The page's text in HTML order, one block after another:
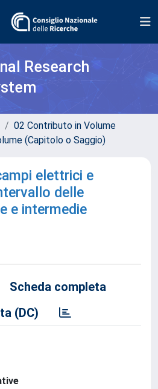
Research
02 Contributo in Volume
(Capitolo o Saggio)
elettrici e
delle
e intermedie
Scheda completa
(DC)